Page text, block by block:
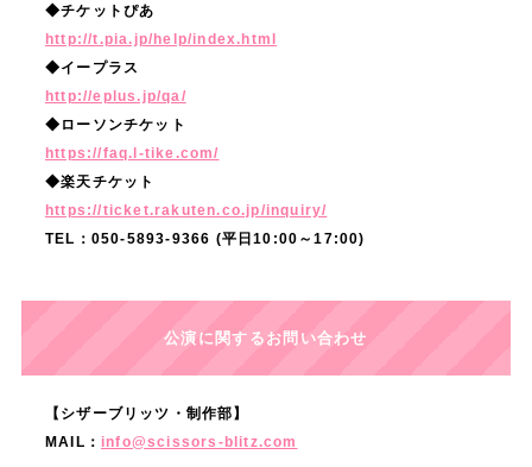
い
す
舞
の
と
な
◆チケットぴあ
http://t.pia.jp/help/index.html
◆イープラス
http://eplus.jp/qa/
◆ローソンチケット
https://faq.l-tike.com/
◆楽天チケット
https://ticket.rakuten.co.jp/inquiry/
TEL：050-5893-9366 (平日10:00～17:00)
公演に関するお問い合わせ
【シザーブリッツ・制作部】
MAIL： info@scissors-blitz.com